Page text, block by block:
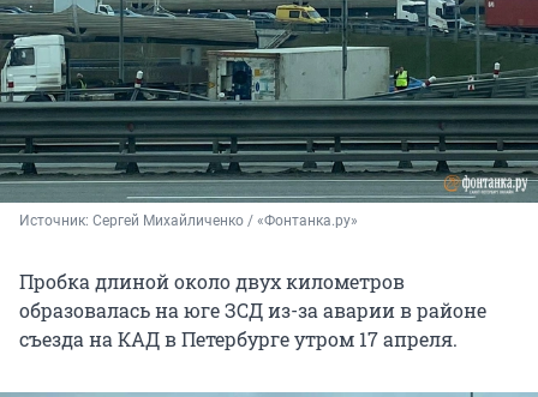
Источник: Сергей Михайличенко / «Фонтанка.ру»
Пробка длиной около двух километров
образовалась на юге ЗСД из-за аварии в районе
съезда на КАД в Петербурге утром 17 апреля.